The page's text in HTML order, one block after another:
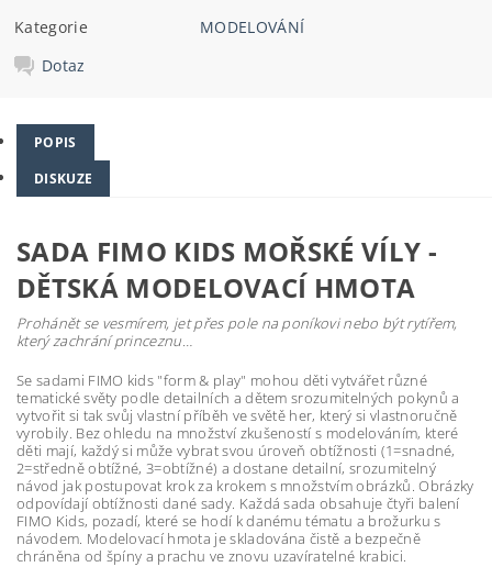
Kategorie
MODELOVÁNÍ
Dotaz
POPIS
DISKUZE
SADA FIMO KIDS MOŘSKÉ VÍLY -
DĚTSKÁ MODELOVACÍ HMOTA
Prohánět se vesmírem, jet přes pole na poníkovi nebo být rytířem,
který zachrání princeznu…
Se sadami FIMO kids "form & play" mohou děti vytvářet různé
tematické světy podle detailních a dětem srozumitelných pokynů a
vytvořit si tak svůj vlastní příběh ve světě her, který si vlastnoručně
vyrobily. Bez ohledu na množství zkušeností s modelováním, které
děti mají, každý si může vybrat svou úroveň obtížnosti (1=snadné,
2=středně obtížné, 3=obtížné) a dostane detailní, srozumitelný
návod jak postupovat krok za krokem s množstvím obrázků. Obrázky
odpovídají obtížnosti dané sady. Každá sada obsahuje čtyři balení
FIMO Kids, pozadí, které se hodí k danému tématu a brožurku s
návodem. Modelovací hmota je skladována čistě a bezpečně
chráněna od špíny a prachu ve znovu uzavíratelné krabici.